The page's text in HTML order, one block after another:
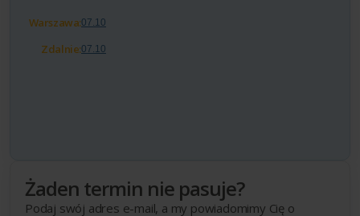
Warszawa:07.10
Zdalnie:07.10
Żaden termin nie pasuje?
Podaj swój adres e-mail, a my powiadomimy Cię o